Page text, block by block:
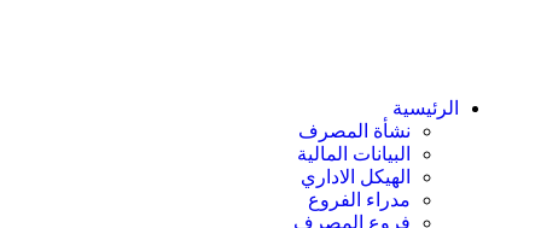
الرئيسية
نشأة المصرف
البيانات المالية
الهيكل الاداري
مدراء الفروع
فروع المصرف